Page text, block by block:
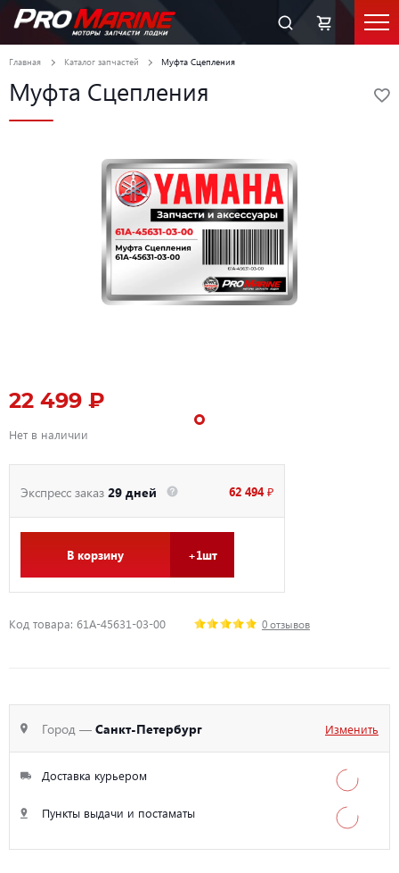
Главная Каталог запчастей Муфта Сцепления
Муфта Сцепления
22 499 ₽
Нет в наличии
Экспресс заказ 29 дней 62 494 ₽
В корзину +1шт
Код товара: 61A-45631-03-00 0 отзывов
Город — Санкт-Петербург Изменить
Доставка курьером
Пункты выдачи и постаматы